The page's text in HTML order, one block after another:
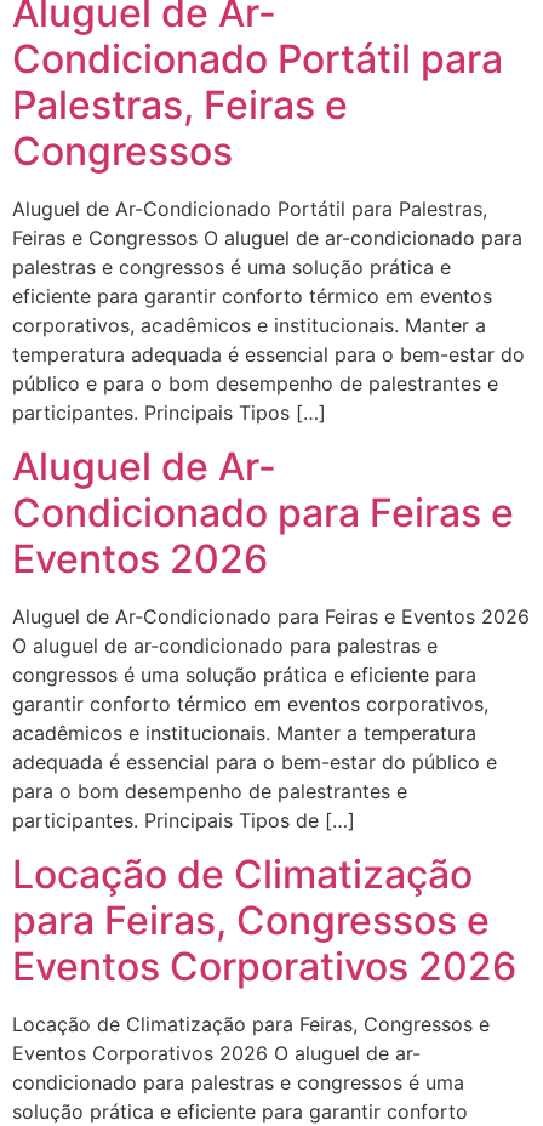
Aluguel de Ar-
Condicionado Portátil para
Palestras, Feiras e
Congressos
Aluguel de Ar-Condicionado Portátil para Palestras,
Feiras e Congressos O aluguel de ar-condicionado para
palestras e congressos é uma solução prática e
eficiente para garantir conforto térmico em eventos
corporativos, acadêmicos e institucionais. Manter a
temperatura adequada é essencial para o bem-estar do
público e para o bom desempenho de palestrantes e
participantes. Principais Tipos […]
Aluguel de Ar-
Condicionado para Feiras e
Eventos 2026
Aluguel de Ar-Condicionado para Feiras e Eventos 2026
O aluguel de ar-condicionado para palestras e
congressos é uma solução prática e eficiente para
garantir conforto térmico em eventos corporativos,
acadêmicos e institucionais. Manter a temperatura
adequada é essencial para o bem-estar do público e
para o bom desempenho de palestrantes e
participantes. Principais Tipos de […]
Locação de Climatização
para Feiras, Congressos e
Eventos Corporativos 2026
Locação de Climatização para Feiras, Congressos e
Eventos Corporativos 2026 O aluguel de ar-
condicionado para palestras e congressos é uma
solução prática e eficiente para garantir conforto